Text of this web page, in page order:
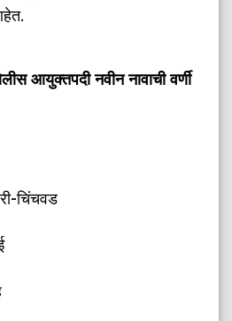
आयुक्तपदी नवीन नावाची वर्णी
चिंचवड